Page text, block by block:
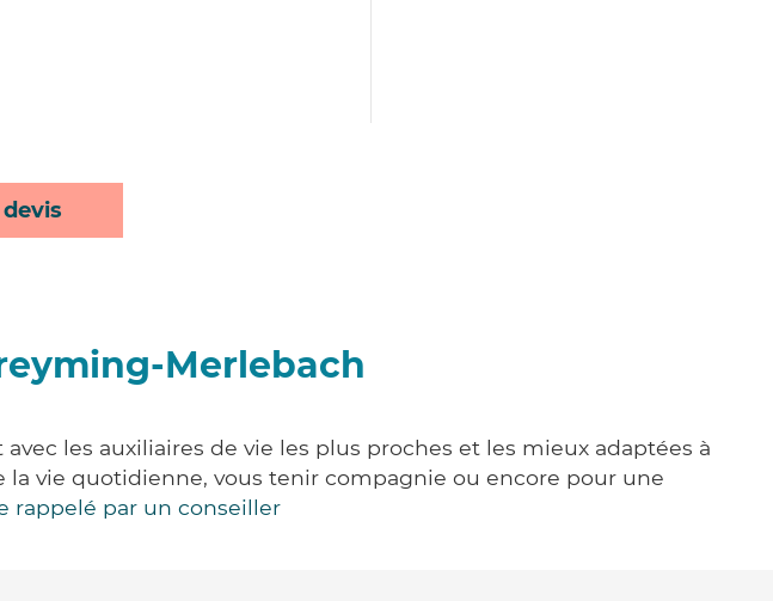
Merlebach
les auxiliaires de vie les plus proches et les mieux adaptées à
la vie quotidienne, vous tenir compagnie ou encore pour une
rappelé par un conseiller